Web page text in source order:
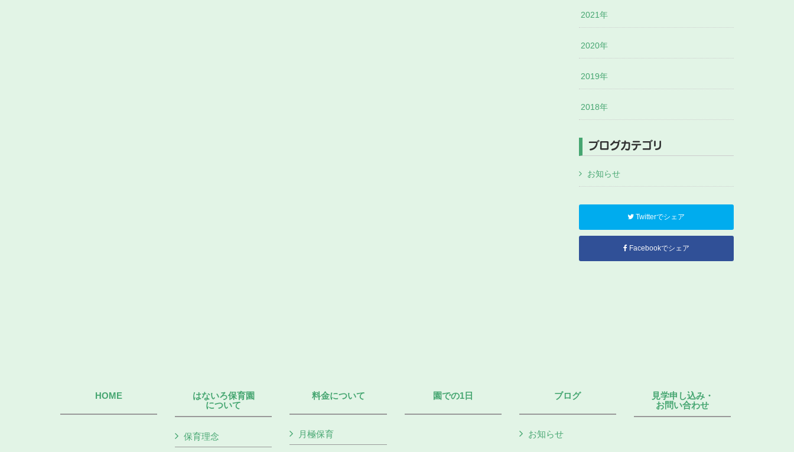
2021年
2020年
2019年
2018年
ブログカテゴリ
お知らせ
Twitterでシェア
Facebookでシェア
HOME
はないろ保育園
について
保育理念
料金について
月極保育
園での1日 ブログ
お知らせ
見学申し込み・
お問い合わせ